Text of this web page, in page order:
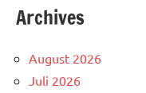
Archives
August 2026
Juli 2026